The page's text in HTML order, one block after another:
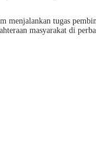
tugas
masyarakat di